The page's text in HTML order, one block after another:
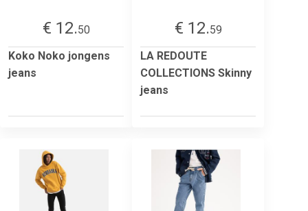
€ 12.50
Koko Noko jongens
jeans
€ 12.59
LA REDOUTE
COLLECTIONS Skinny
jeans